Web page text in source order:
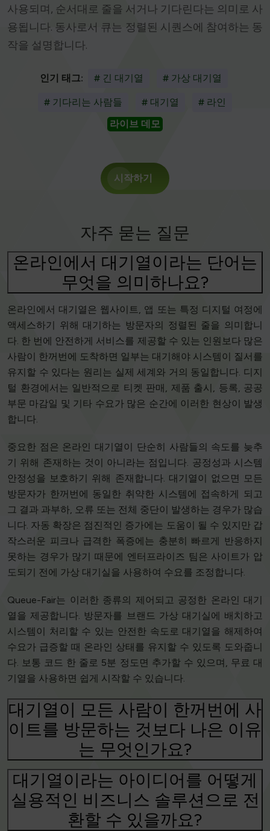
사용되며, 순서대로 줄을 서거나 기다린다는 의미로 사
용됩니다. 동사로서 큐는 정렬된 시퀀스에 참여하는 동
작을 설명합니다.
인기 태그: # 긴 대기열 # 가상 대기열
# 기다리는 사람들 # 대기열
# 라인
라이브 데모
시작하기
자주 묻는 질문
온라인에서 대기열이라는 단어는
무엇을 의미하나요?
온라인에서 대기열은 웹사이트, 앱 또는 특정 디지털 여정에
액세스하기 위해 대기하는 방문자의 정렬된 줄을 의미합니
다. 한 번에 안전하게 서비스를 제공할 수 있는 인원보다 많은
사람이 한꺼번에 도착하면 일부는 대기해야 시스템이 질서를
유지할 수 있다는 원리는 실제 세계와 거의 동일합니다. 디지
털 환경에서는 일반적으로 티켓 판매, 제품 출시, 등록, 공공
부문 마감일 및 기타 수요가 많은 순간에 이러한 현상이 발생
합니다.
중요한 점은 온라인 대기열이 단순히 사람들의 속도를 늦추
기 위해 존재하는 것이 아니라는 점입니다. 공정성과 시스템
안정성을 보호하기 위해 존재합니다. 대기열이 없으면 모든
방문자가 한꺼번에 동일한 취약한 시스템에 접속하게 되고
그 결과 과부하, 오류 또는 전체 중단이 발생하는 경우가 많습
니다. 자동 확장은 점진적인 증가에는 도움이 될 수 있지만 갑
작스러운 피크나 급격한 폭증에는 충분히 빠르게 반응하지
못하는 경우가 많기 때문에 엔터프라이즈 팀은 사이트가 압
도되기 전에 가상 대기실을 사용하여 수요를 조정합니다.
Queue-Fair는 이러한 종류의 제어되고 공정한 온라인 대기
열을 제공합니다. 방문자를 브랜드 가상 대기실에 배치하고
시스템이 처리할 수 있는 안전한 속도로 대기열을 해제하여
수요가 급증할 때 온라인 상태를 유지할 수 있도록 도와줍니
다. 보통 코드 한 줄로 5분 정도면 추가할 수 있으며, 무료 대
기열을 사용하면 쉽게 시작할 수 있습니다.
대기열이 모든 사람이 한꺼번에 사
이트를 방문하는 것보다 나은 이유
는 무엇인가요?
대기열이라는 아이디어를 어떻게
실용적인 비즈니스 솔루션으로 전
환할 수 있을까요?